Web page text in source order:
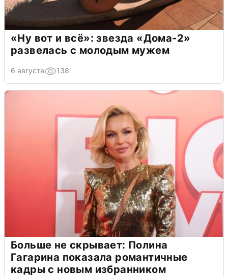
«Ну вот и всё»: звезда «Дома-2»
развелась с молодым мужем
6 августа 138
Больше не скрывает: Полина
Гагарина показала романтичные
кадры с новым избранником